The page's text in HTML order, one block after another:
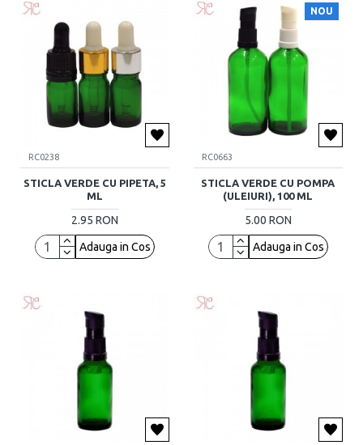
RC0238
STICLA VERDE CU PIPETA, 5
ML
2.95 RON
Adauga in Cos
NOU
RC0663
STICLA VERDE CU POMPA
(ULEIURI), 100 ML
5.00 RON
Adauga in Cos